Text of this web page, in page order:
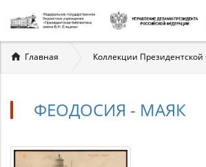
Вы
здесь
Главная Коллекции Президентской
ФЕОДОСИЯ - МАЯК